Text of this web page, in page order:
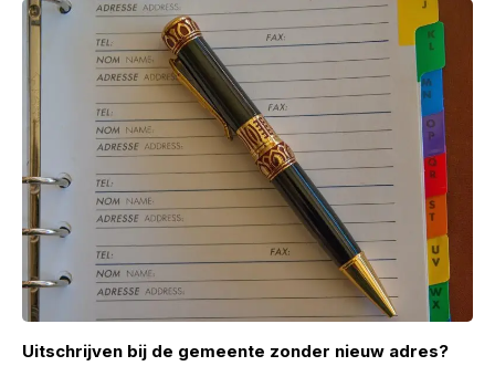
Uitschrijven bij de gemeente zonder nieuw adres?